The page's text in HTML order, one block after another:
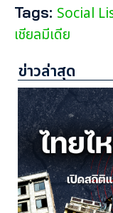
Tags: Social
เชียลมีเดีย
ข่าวล่าสุด